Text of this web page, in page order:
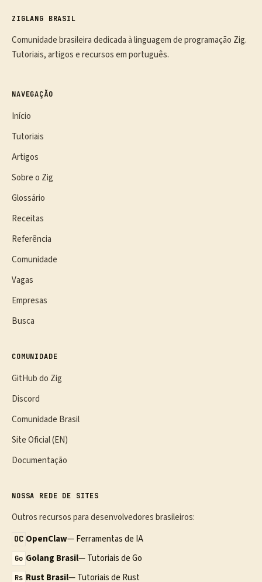
ZIGLANG BRASIL
Comunidade brasileira dedicada à linguagem de programação Zig.
Tutoriais, artigos e recursos em português.
NAVEGAÇÃO
Início
Tutoriais
Artigos
Sobre o Zig
Glossário
Receitas
Referência
Comunidade
Vagas
Empresas
Busca
COMUNIDADE
GitHub do Zig
Discord
Comunidade Brasil
Site Oficial (EN)
Documentação
NOSSA REDE DE SITES
Outros recursos para desenvolvedores brasileiros:
OC OpenClaw— Ferramentas de IA
Go Golang Brasil— Tutoriais de Go
Rs Rust Brasil— Tutoriais de Rust